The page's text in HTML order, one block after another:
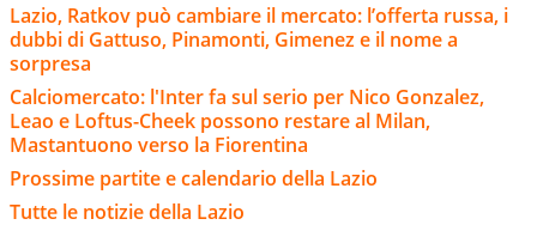
Lazio, Ratkov può cambiare il mercato: l’offerta russa, i
dubbi di Gattuso, Pinamonti, Gimenez e il nome a
sorpresa
Calciomercato: l'Inter fa sul serio per Nico Gonzalez,
Leao e Loftus-Cheek possono restare al Milan,
Mastantuono verso la Fiorentina
Prossime partite e calendario della Lazio
Tutte le notizie della Lazio